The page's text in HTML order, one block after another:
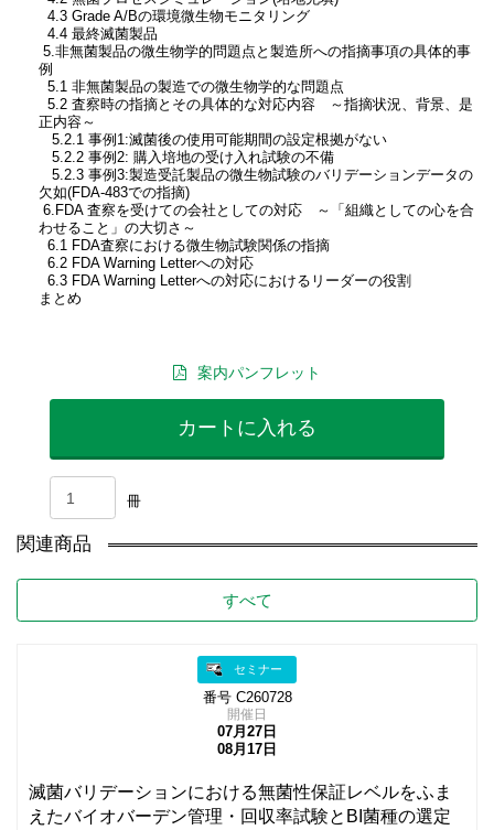
4.3 Grade A/Bの環境微生物モニタリング
4.4 最終滅菌製品
5.非無菌製品の微生物学的問題点と製造所への指摘事項の具体的事
例
5.1 非無菌製品の製造での微生物学的な問題点
5.2 査察時の指摘とその具体的な対応内容 ～指摘状況、背景、是
正内容～
5.2.1 事例1:滅菌後の使用可能期間の設定根拠がない
5.2.2 事例2: 購入培地の受け入れ試験の不備
5.2.3 事例3:製造受託製品の微生物試験のバリデーションデータの
欠如(FDA-483での指摘)
6.FDA 査察を受けての会社としての対応 ～「組織としての心を合
わせること」の大切さ～
6.1 FDA査察における微生物試験関係の指摘
6.2 FDA Warning Letterへの対応
6.3 FDA Warning Letterへの対応におけるリーダーの役割
まとめ
案内パンフレット
カートに入れる
冊
関連商品
すべて
セミナー
番号 C260728
開催日
07月27日
08月17日
滅菌バリデーションにおける無菌性保証レベルをふま
えたバイオバーデン管理・回収率試験とBI菌種の選定